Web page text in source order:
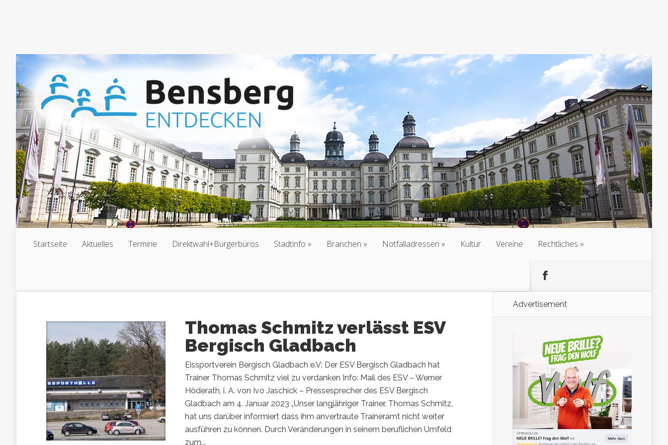
Startseite Aktuelles Termine Direktwahl+Bürgerbüros Stadtinfo Branchen Notfalladressen Kultur Vereine Rechtliches
Thomas Schmitz verlässt ESV
Bergisch Gladbach
Eissportverein Bergisch Gladbach e.V: Der ESV Bergisch Gladbach hat
Trainer Thomas Schmitz viel zu verdanken Info: Mail des ESV – Werner
Höderath, i. A. von Ivo Jaschick – Pressesprecher des ESV Bergisch
Gladbach am 4. Januar 2023 „Unser langjähriger Trainer, Thomas Schmitz,
hat uns darüber informiert dass ihm anvertraute Traineramt nicht weiter
ausführen zu können. Durch Veränderungen in seinem beruflichen Umfeld
zum...
Advertisement